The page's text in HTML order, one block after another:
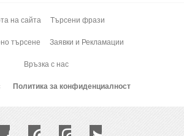
на сайта Търсени фрази
търсене Заявки и Рекламации
Връзка с нас
Политика за конфиденциалност